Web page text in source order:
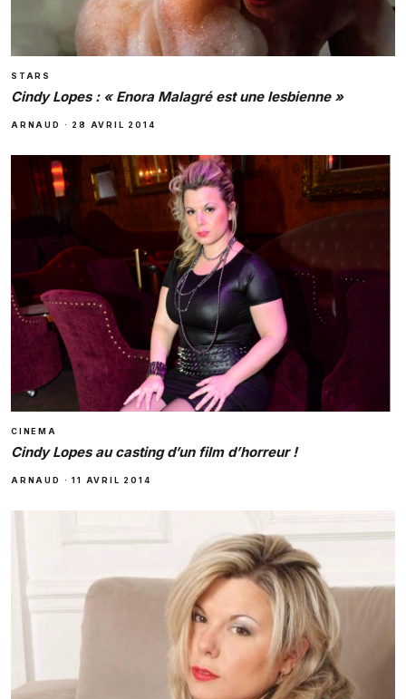
STARS
Cindy Lopes : « Enora Malagré est une lesbienne »
ARNAUD · 28 AVRIL 2014
CINEMA
Cindy Lopes au casting d’un film d’horreur !
ARNAUD ·11 AVRIL 2014